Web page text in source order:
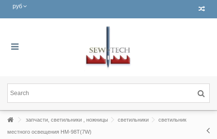
руб
запчасти, светильники , ножницы светильники светильник
местного освещения HM-98T(7W)